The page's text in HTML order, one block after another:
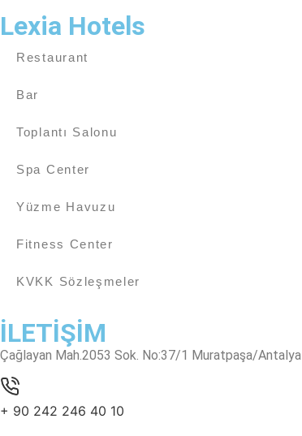
Lexia Hotels
Restaurant
Bar
Toplantı Salonu
Spa Center
Yüzme Havuzu
Fitness Center
KVKK Sözleşmeler
İLETİŞİM
Çağlayan Mah.2053 Sok. No:37/1 Muratpaşa/Antalya
+ 90 242 246 40 10